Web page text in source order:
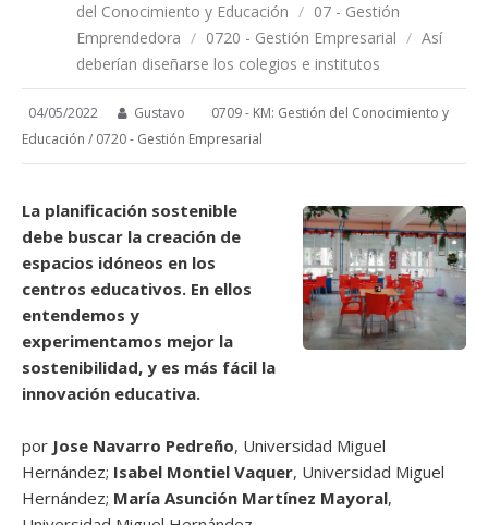
del Conocimiento y Educación / 07 - Gestión
Emprendedora / 0720 - Gestión Empresarial / Así
deberían diseñarse los colegios e institutos
04/05/2022 Gustavo
0709 - KM: Gestión del Conocimiento y
Educación / 0720 - Gestión Empresarial
La planificación sostenible
debe buscar la creación de
espacios idóneos en los
centros educativos. En ellos
entendemos y
experimentamos mejor la
sostenibilidad, y es más fácil la
innovación educativa.
por Jose Navarro Pedreño, Universidad Miguel
Hernández; Isabel Montiel Vaquer, Universidad Miguel
Hernández; María Asunción Martínez Mayoral,